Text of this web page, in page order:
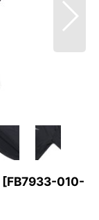
[FB7933-010-